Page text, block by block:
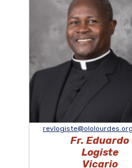
Fr. Eduardo
Logiste
Vicario